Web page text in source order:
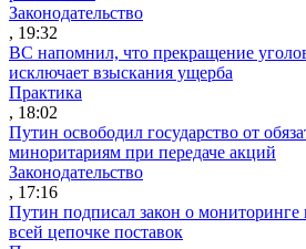
Законодательство
, 19:32
ВС напомнил, что прекращение
исключает взыскания ущерба
Практика
, 18:02
Путин освободил государство от
миноритариям при передаче акций
Законодательство
, 17:16
Путин подписал закон о
всей цепочке поставок